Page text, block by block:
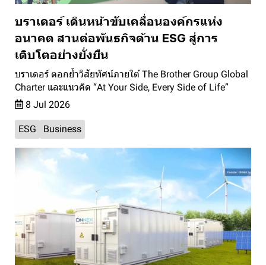
บราเดอร์ เดินหน้าขับเคลื่อนองค์กรแห่ง
อนาคต สานต่อพันธกิจด้าน ESG สู่การ
เติบโตอย่างยั่งยืน
บราเดอร์ ตอกย้ำวิสัยทัศน์ภายใต้ The Brother Group Global
Charter และแนวคิด “At Your Side, Every Side of Life”
8 Jul 2026
ESG Business